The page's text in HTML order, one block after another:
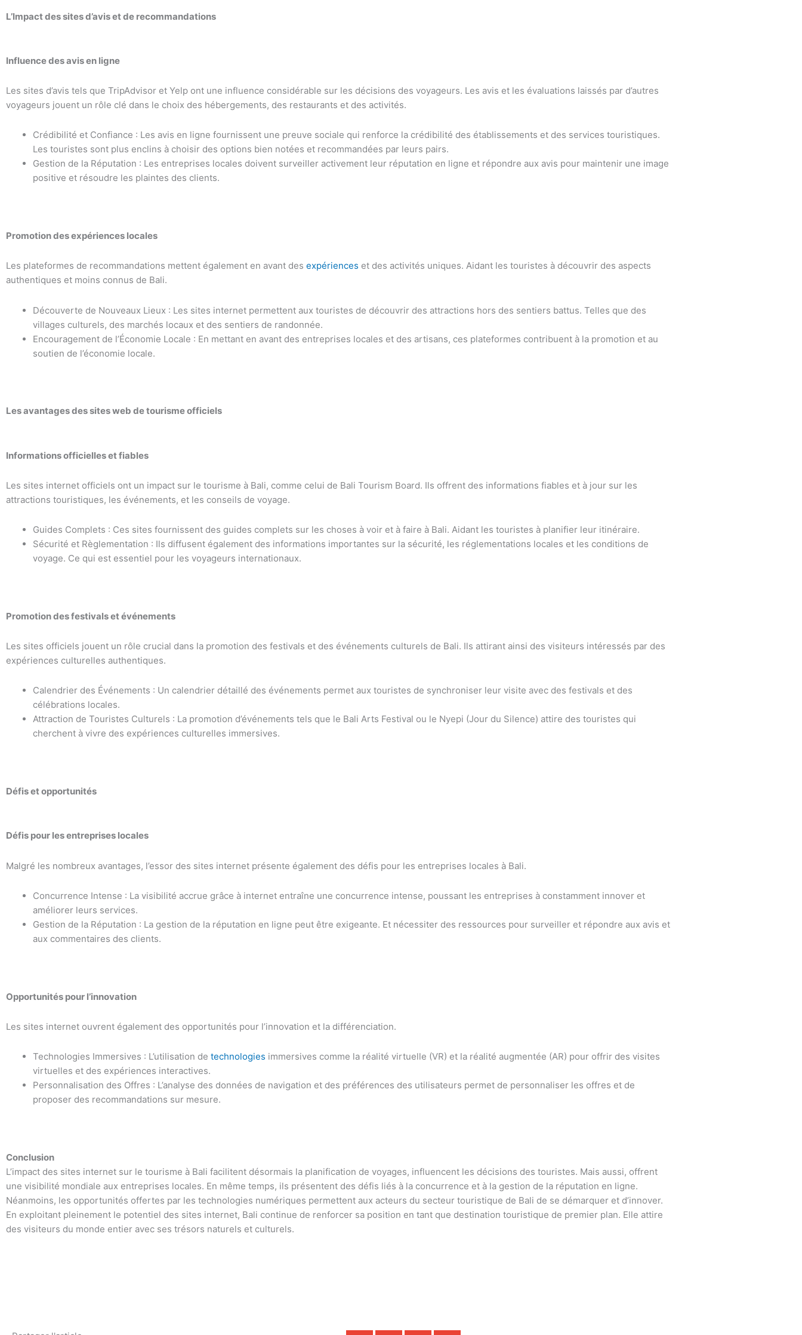
L’Impact des sites d’avis et de recommandations
Influence des avis en ligne
Les sites d’avis tels que TripAdvisor et Yelp ont une influence considérable sur les décisions des voyageurs. Les avis et les évaluations laissés par d’autres
voyageurs jouent un rôle clé dans le choix des hébergements, des restaurants et des activités.
Crédibilité et Confiance : Les avis en ligne fournissent une preuve sociale qui renforce la crédibilité des établissements et des services touristiques.
Les touristes sont plus enclins à choisir des options bien notées et recommandées par leurs pairs.
Gestion de la Réputation : Les entreprises locales doivent surveiller activement leur réputation en ligne et répondre aux avis pour maintenir une image
positive et résoudre les plaintes des clients.
Promotion des expériences locales
Les plateformes de recommandations mettent également en avant des expériences et des activités uniques. Aidant les touristes à découvrir des aspects
authentiques et moins connus de Bali.
Découverte de Nouveaux Lieux : Les sites internet permettent aux touristes de découvrir des attractions hors des sentiers battus. Telles que des
villages culturels, des marchés locaux et des sentiers de randonnée.
Encouragement de l’Économie Locale : En mettant en avant des entreprises locales et des artisans, ces plateformes contribuent à la promotion et au
soutien de l’économie locale.
Les avantages des sites web de tourisme officiels
Informations officielles et fiables
Les sites internet officiels ont un impact sur le tourisme à Bali, comme celui de Bali Tourism Board. Ils offrent des informations fiables et à jour sur les
attractions touristiques, les événements, et les conseils de voyage.
Guides Complets : Ces sites fournissent des guides complets sur les choses à voir et à faire à Bali. Aidant les touristes à planifier leur itinéraire.
Sécurité et Règlementation : Ils diffusent également des informations importantes sur la sécurité, les réglementations locales et les conditions de
voyage. Ce qui est essentiel pour les voyageurs internationaux.
Promotion des festivals et événements
Les sites officiels jouent un rôle crucial dans la promotion des festivals et des événements culturels de Bali. Ils attirant ainsi des visiteurs intéressés par des
expériences culturelles authentiques.
Calendrier des Événements : Un calendrier détaillé des événements permet aux touristes de synchroniser leur visite avec des festivals et des
célébrations locales.
Attraction de Touristes Culturels : La promotion d’événements tels que le Bali Arts Festival ou le Nyepi (Jour du Silence) attire des touristes qui
cherchent à vivre des expériences culturelles immersives.
Défis et opportunités
Défis pour les entreprises locales
Malgré les nombreux avantages, l’essor des sites internet présente également des défis pour les entreprises locales à Bali.
Concurrence Intense : La visibilité accrue grâce à internet entraîne une concurrence intense, poussant les entreprises à constamment innover et
améliorer leurs services.
Gestion de la Réputation : La gestion de la réputation en ligne peut être exigeante. Et nécessiter des ressources pour surveiller et répondre aux avis et
aux commentaires des clients.
Opportunités pour l’innovation
Les sites internet ouvrent également des opportunités pour l’innovation et la différenciation.
Technologies Immersives : L’utilisation de technologies immersives comme la réalité virtuelle (VR) et la réalité augmentée (AR) pour offrir des visites
virtuelles et des expériences interactives.
Personnalisation des Offres : L’analyse des données de navigation et des préférences des utilisateurs permet de personnaliser les offres et de
proposer des recommandations sur mesure.
Conclusion
L’impact des sites internet sur le tourisme à Bali facilitent désormais la planification de voyages, influencent les décisions des touristes. Mais aussi, offrent
une visibilité mondiale aux entreprises locales. En même temps, ils présentent des défis liés à la concurrence et à la gestion de la réputation en ligne.
Néanmoins, les opportunités offertes par les technologies numériques permettent aux acteurs du secteur touristique de Bali de se démarquer et d’innover.
En exploitant pleinement le potentiel des sites internet, Bali continue de renforcer sa position en tant que destination touristique de premier plan. Elle attire
des visiteurs du monde entier avec ses trésors naturels et culturels.